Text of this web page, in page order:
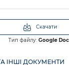
Скачати
Тип файлу: Google
ІНШІ ДОКУМЕНТИ